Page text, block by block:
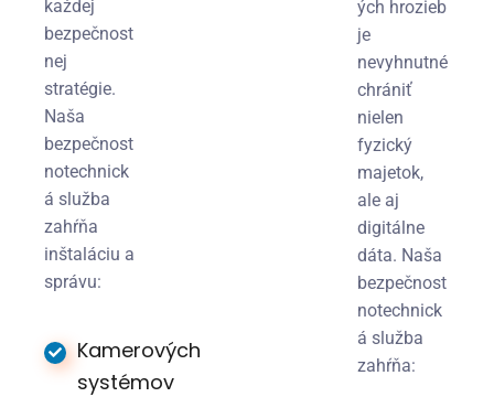
každej
bezpečnost
nej
stratégie.
Naša
bezpečnost
notechnick
á služba
zahŕňa
inštaláciu a
správu:
Kamerových
systémov
ých hrozieb
je
nevyhnutné
chrániť
nielen
fyzický
majetok,
ale aj
digitálne
dáta. Naša
bezpečnost
notechnick
á služba
zahŕňa: